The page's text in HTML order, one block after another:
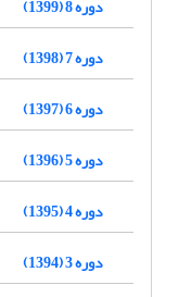
دوره 8 (1399)
دوره 7 (1398)
دوره 6 (1397)
دوره 5 (1396)
دوره 4 (1395)
دوره 3 (1394)